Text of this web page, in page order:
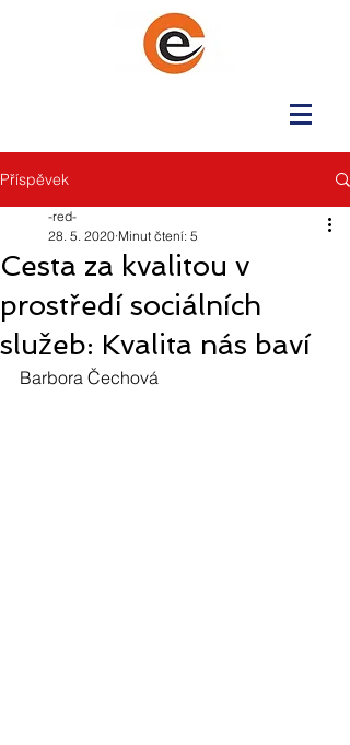
Příspěvek
Cesta za kvalitou v
prostředí sociálních
služeb: Kvalita nás baví
-red-
28. 5. 2020 Minut čtení: 5
Barbora Čechová